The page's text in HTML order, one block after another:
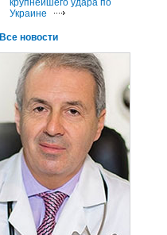
крупнейшего удара по
Украине
Все новости